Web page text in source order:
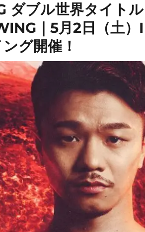
ブル世界タイトル
｜5月2日（土）I
グ開催！